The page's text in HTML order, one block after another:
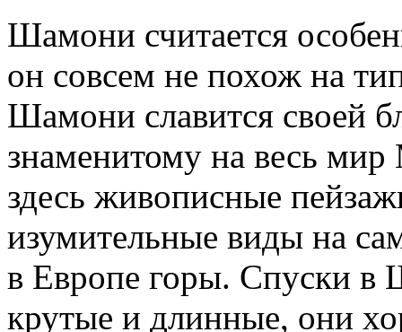
Шамони считается
он совсем не похож на
Шамони славится своей
знаменитому на весь
здесь живописные
изумительные виды на
в Европе горы. Спуски в
крутые и длинные, они